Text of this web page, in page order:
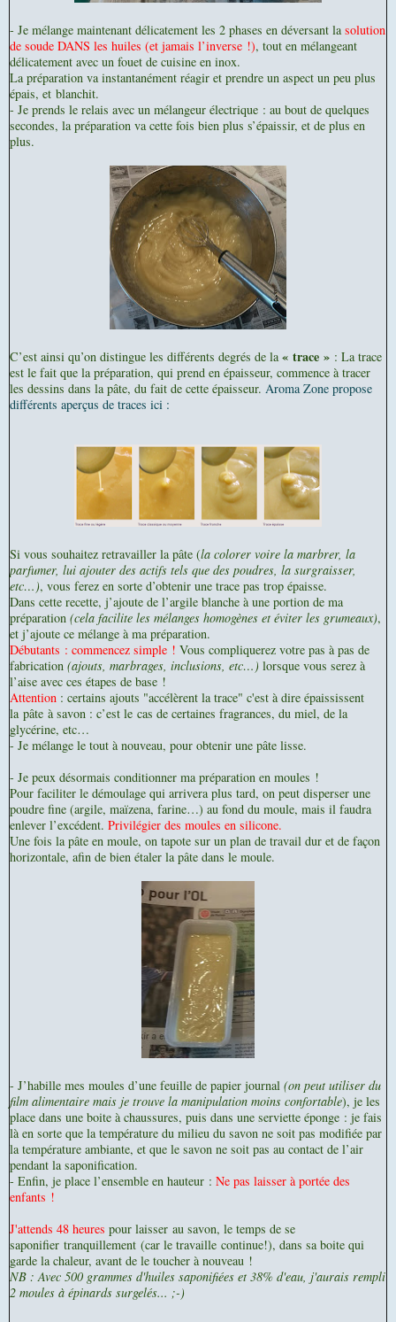
- Je mélange maintenant délicatement les 2 phases en déversant lasolution
de soude DANS les huiles (et jamais l’inverse !), tout en mélangeant
délicatement avec un fouet de cuisine en inox.
La préparation va instantanément réagir et prendre un aspect un peu plus
épais, et blanchit.
- Je prends le relais avec un mélangeur électrique : au bout de quelques
secondes, la préparation va cette fois bien plus s’épaissir, et de plus en
plus.
C’est ainsi qu’on distingue les différents degrés de la« trace » : La trace
est le fait que la préparation, qui prend en épaisseur, commence à tracer
les dessins dans la pâte, du fait de cette épaisseur. Aroma Zone propose
différents aperçus de traces ici :
Si vous souhaitez retravailler la pâte (la colorer voire la marbrer, la
parfumer, lui ajouter des actifs tels que des poudres, la surgraisser,
etc…), vous ferez en sorte d’obtenir une trace pas trop épaisse.
Dans cette recette, j’ajoute de l’argile blanche à une portion de ma
préparation (cela facilite les mélanges homogènes et éviter les grumeaux),
et j’ajoute ce mélange à ma préparation.
Débutants : commencez simple ! Vous compliquerez votre pas à pas de
fabrication (ajouts, marbrages, inclusions, etc…) lorsque vous serez à
l’aise avec ces étapes de base !
Attention : certains ajouts "accélèrent la trace" c'est à dire épaississent
la pâte à savon : c’est le cas de certaines fragrances, du miel, de la
glycérine, etc…
- Je mélange le tout à nouveau, pour obtenir une pâte lisse.
- Je peux désormais conditionner ma préparation en moules !
Pour faciliter le démoulage qui arrivera plus tard, on peut disperser une
poudre fine (argile, maïzena, farine…) au fond du moule, mais il faudra
enlever l’excédent. Privilégier des moules en silicone.
Une fois la pâte en moule, on tapote sur un plan de travail dur et de façon
horizontale, afin de bien étaler la pâte dans le moule.
- J’habille mes moules d’une feuille de papier journal (on peut utiliser du
film alimentaire mais je trouve la manipulation moins confortable), je les
place dans une boite à chaussures, puis dans une serviette éponge : je fais
là en sorte que la température du milieu du savon ne soit pas modifiée par
la température ambiante, et que le savon ne soit pas au contact de l’air
pendant la saponification.
- Enfin, je place l’ensemble en hauteur : Ne pas laisser à portée des
enfants !
J'attends 48 heures pour laisser au savon, le temps de se
saponifier tranquillement (car le travaille continue!), dans sa boite qui
garde la chaleur, avant de le toucher à nouveau !
NB : Avec 500 grammes d'huiles saponifiées et 38% d'eau, j'aurais rempli
2 moules à épinards surgelés... ;-)